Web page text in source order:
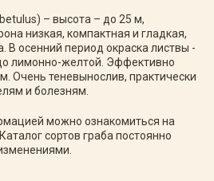
– высота – до 25 м,
низкая, компактная и гладкая,
В осенний период окраска листвы -
лимонно-желтой. Эффективно
Очень теневынослив, практически
и болезням.
можно ознакомиться на
сортов граба постоянно